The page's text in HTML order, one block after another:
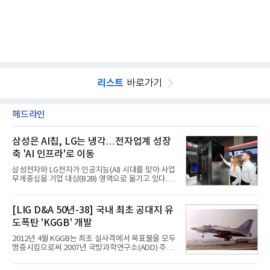
리스트 바로가기
헤드라인
삼성은 AI칩, LG는 냉각…전자업계 성장
축 'AI 인프라'로 이동
삼성전자와 LG전자가 인공지능(AI) 시대를 맞아 사업
무게중심을 기업 대상(B2B) 영역으로 옮기고 있다.
접어든 가운데 삼성전자는 AI 반도체를 중심으로 데
이터센터 생태계 공략을 강화하고 LG전자는 냉각솔
루션·전장·로봇 등 기업용 솔루션 사업 확대에 속도를
내고 있다.9일 업계에 따르면 LG전자는 2분기 생활가
전과 프리미엄 제품 경쟁력에 더해 B2B 사업 확대 효
과로 수익성을 방어한 반면 삼성전자는 디바이스경험
(DX) 부문의 TV·생활가전 수익성이 악화됐다. 대신 삼
[LIG D&A 50년-38] 국내 최초 공대지 유
도폭탄 'KGGB' 개발
2012년 4월 KGGB는 최초 실사격에서 목표물을 모두
명중시킴으로써 2007년 국방과학연구소(ADD) 주관
체로 참여했다. 체계개발에는 총 400여억 원의 개발